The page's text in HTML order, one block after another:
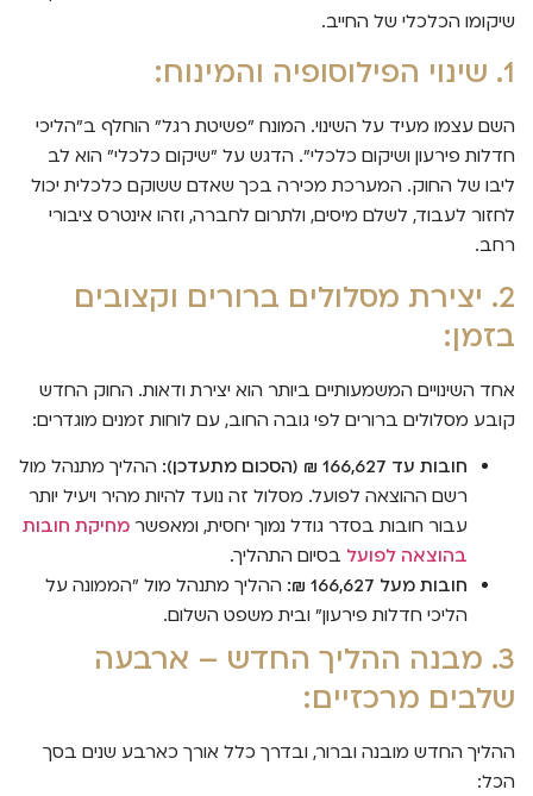
שיקומו הכלכלי של החייב.
1. שינוי הפילוסופיה והמינוח:
השם עצמו מעיד על השינוי. המונח "פשיטת רגל" הוחלף ב"הליכי
חדלות פירעון ושיקום כלכלי". הדגש על "שיקום כלכלי" הוא לב
ליבו של החוק. המערכת מכירה בכך שאדם ששוקם כלכלית יכול
לחזור לעבוד, לשלם מיסים, ולתרום לחברה, וזהו אינטרס ציבורי
רחב.
2. יצירת מסלולים ברורים וקצובים
בזמן:
אחד השינויים המשמעותיים ביותר הוא יצירת ודאות. החוק החדש
קובע מסלולים ברורים לפי גובה החוב, עם לוחות זמנים מוגדרים:
חובות עד 166,627 ₪ (הסכום מתעדכן):
ההליך מתנהל מול
רשם ההוצאה לפועל. מסלול זה נועד להיות מהיר ויעיל יותר
עבור חובות בסדר גודל נמוך יחסית, ומאפשר מחיקת חובות
בהוצאה לפועל בסיום התהליך.
חובות מעל 166,627 ₪:
ההליך מתנהל מול "הממונה על
הליכי חדלות פירעון" ובית משפט השלום.
3. מבנה ההליך החדש – ארבעה
שלבים מרכזיים:
ההליך החדש מובנה וברור, ובדרך כלל אורך כארבע שנים בסך
הכל: